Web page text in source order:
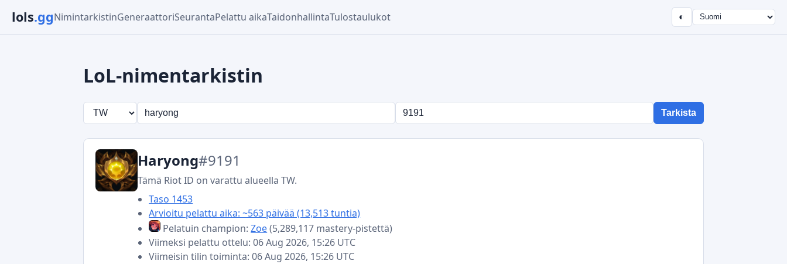
lols.ggNimintarkistinGeneraattoriSeurantaPelattu aikaTaidonhallintaTulostaulukot ◐
LoL-nimentarkistin
Tarkista
Haryong#9191
Tämä Riot ID on varattu alueella TW.
Taso 1453
Arvioitu pelattu aika: ~563 päivää (13,513 tuntia)
Pelatuin champion:Zoe(5,289,117 mastery-pistettä)
Viimeksi pelattu ottelu: 06 Aug 2026, 15:26 UTC
Viimeisin tilin toiminta: 06 Aug 2026, 15:26 UTC